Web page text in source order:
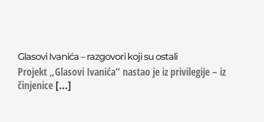
Glasovi Ivanića – razgovori koji su ostali
Projekt „Glasovi Ivanića“ nastao je iz privilegije – iz
činjenice [...]